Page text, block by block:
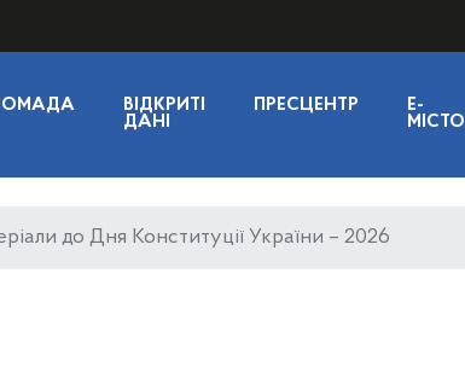
ВІДКРИТІ
ДАНІ
ПРЕСЦЕНТР
E-
МІСТО
до Дня Конституції України – 2026